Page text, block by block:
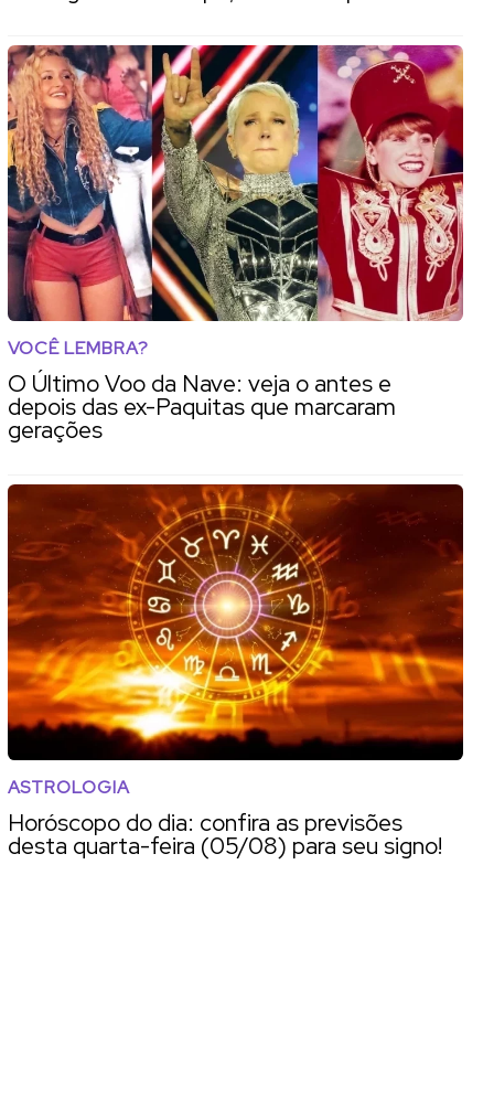
VOCÊ LEMBRA?
O Último Voo da Nave: veja o antes e
depois das ex-Paquitas que marcaram
gerações
ASTROLOGIA
Horóscopo do dia: confira as previsões
desta quarta-feira (05/08) para seu signo!